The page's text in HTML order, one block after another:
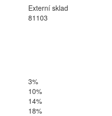
Externí sklad
81103
3%
10%
14%
18%